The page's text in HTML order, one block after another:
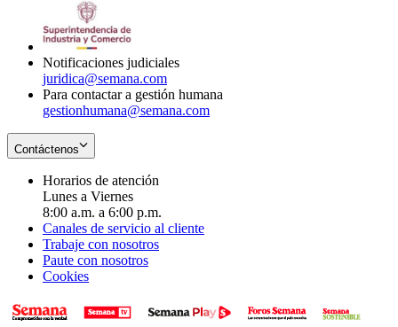
Notificaciones judiciales
juridica@semana.com
Para contactar a gestión humana
gestionhumana@semana.com
Contáctenos
Horarios de atención
Lunes a Viernes
8:00 a.m. a 6:00 p.m.
Canales de servicio al cliente
Trabaje con nosotros
Paute con nosotros
Cookies